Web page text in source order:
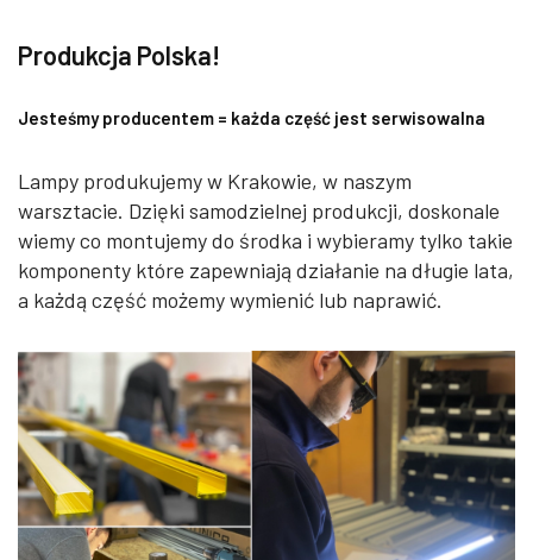
Produkcja Polska!
Jesteśmy producentem = każda część jest serwisowalna
Lampy produkujemy w Krakowie, w naszym
warsztacie. Dzięki samodzielnej produkcji, doskonale
wiemy co montujemy do środka i wybieramy tylko takie
komponenty które zapewniają działanie na długie lata,
a każdą część możemy wymienić lub naprawić.